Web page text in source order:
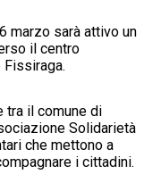
marzo sarà attivo un
il centro
tra il comune di
Solidarietà
che mettono a
i cittadini.